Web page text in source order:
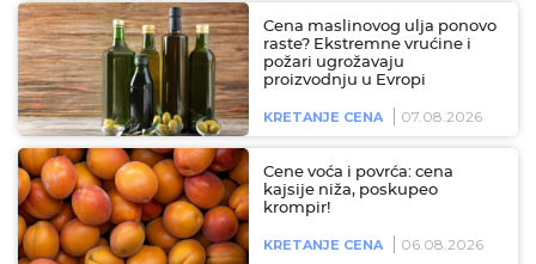
Cena maslinovog ulja ponovo
raste? Ekstremne vrućine i
požari ugrožavaju
proizvodnju u Evropi
KRETANJE CENA 07.08.2026
Cene voća i povrća: cena
kajsije niža, poskupeo
krompir!
KRETANJE CENA 06.08.2026